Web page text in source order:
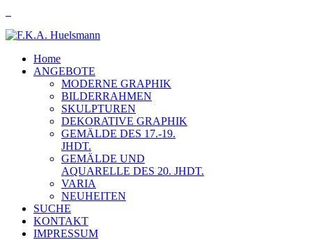
Home
ANGEBOTE
MODERNE GRAPHIK
BILDERRAHMEN
SKULPTUREN
DEKORATIVE GRAPHIK
GEMÄLDE DES 17.-19.
JHDT.
GEMÄLDE UND
AQUARELLE DES 20. JHDT.
VARIA
NEUHEITEN
SUCHE
KONTAKT
IMPRESSUM